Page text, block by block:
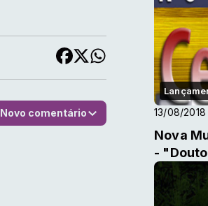
Novo comentário 13/08/2018
Nova
-